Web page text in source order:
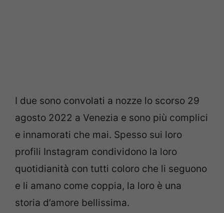
I due sono convolati a nozze lo scorso 29
agosto 2022 a Venezia e sono più complici
e innamorati che mai. Spesso sui loro
profili Instagram condividono la loro
quotidianità con tutti coloro che li seguono
e li amano come coppia, la loro è una
storia d’amore bellissima.